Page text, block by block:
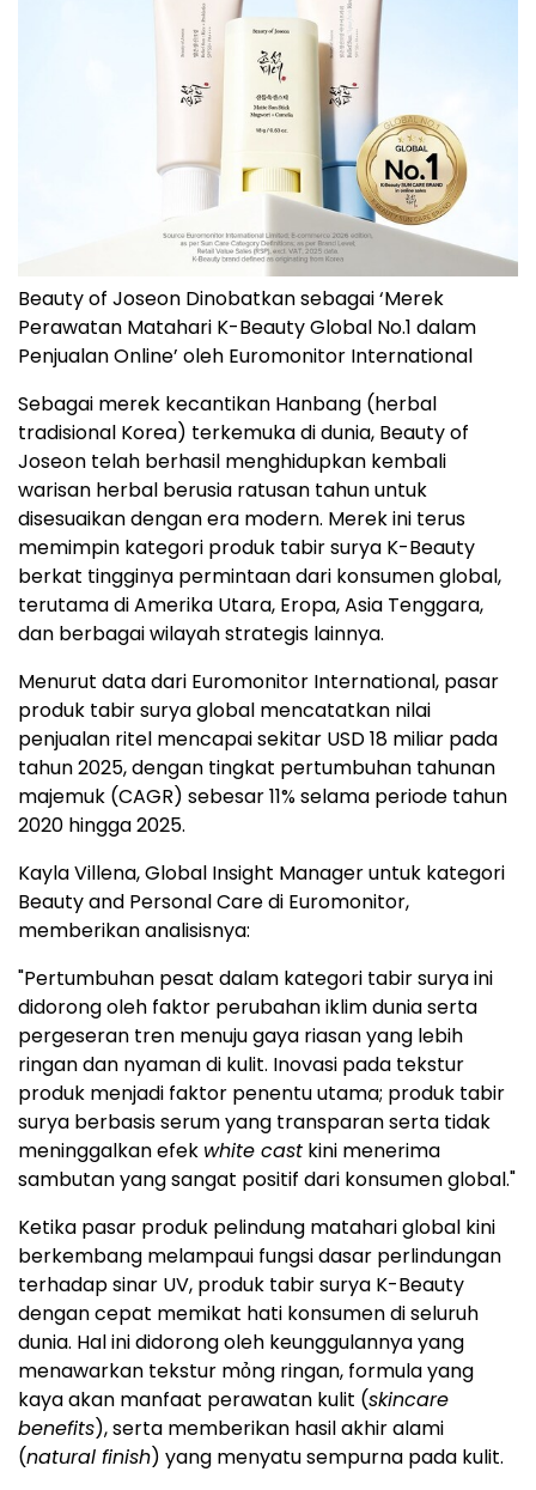
Beauty of Joseon Dinobatkan sebagai ‘Merek
Perawatan Matahari K-Beauty Global No.1 dalam
Penjualan Online’ oleh Euromonitor International
Sebagai merek kecantikan Hanbang (herbal
tradisional Korea) terkemuka di dunia, Beauty of
Joseon telah berhasil menghidupkan kembali
warisan herbal berusia ratusan tahun untuk
disesuaikan dengan era modern. Merek ini terus
memimpin kategori produk tabir surya K-Beauty
berkat tingginya permintaan dari konsumen global,
terutama di Amerika Utara, Eropa, Asia Tenggara,
dan berbagai wilayah strategis lainnya.
Menurut data dari Euromonitor International, pasar
produk tabir surya global mencatatkan nilai
penjualan ritel mencapai sekitar USD 18 miliar pada
tahun 2025, dengan tingkat pertumbuhan tahunan
majemuk (CAGR) sebesar 11% selama periode tahun
2020 hingga 2025.
Kayla Villena, Global Insight Manager untuk kategori
Beauty and Personal Care di Euromonitor,
memberikan analisisnya:
"Pertumbuhan pesat dalam kategori tabir surya ini
didorong oleh faktor perubahan iklim dunia serta
pergeseran tren menuju gaya riasan yang lebih
ringan dan nyaman di kulit. Inovasi pada tekstur
produk menjadi faktor penentu utama; produk tabir
surya berbasis serum yang transparan serta tidak
meninggalkan efek white cast kini menerima
sambutan yang sangat positif dari konsumen global."
Ketika pasar produk pelindung matahari global kini
berkembang melampaui fungsi dasar perlindungan
terhadap sinar UV, produk tabir surya K-Beauty
dengan cepat memikat hati konsumen di seluruh
dunia. Hal ini didorong oleh keunggulannya yang
menawarkan tekstur mỏng ringan, formula yang
kaya akan manfaat perawatan kulit (skincare
benefits), serta memberikan hasil akhir alami
(natural finish) yang menyatu sempurna pada kulit.